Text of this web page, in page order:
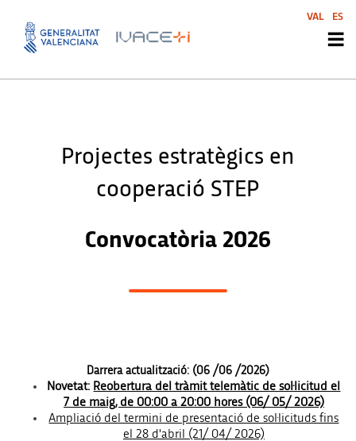
Projectes estratègics en
cooperació STEP
Convocatòria 2026
Darrera actualització: (06 /06 /2026)
Novetat: Reobertura del tràmit telemàtic de sol·licitud el
7 de maig, de 00:00 a 20:00 hores (06/ 05/ 2026)
Ampliació del termini de presentació de sol·licituds fins
el 28 d'abril (21/ 04/ 2026)
VAL ES